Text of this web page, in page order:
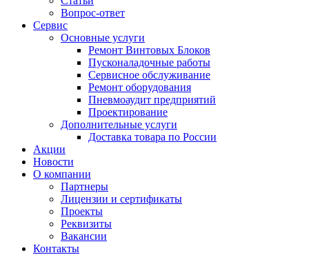
Вопрос-ответ
Сервис
Основные услуги
Ремонт Винтовых Блоков
Пусконаладочные работы
Сервисное обслуживание
Ремонт оборудования
Пневмоаудит предприятий
Проектирование
Дополнительные услуги
Доставка товара по России
Акции
Новости
О компании
Партнеры
Лицензии и сертификаты
Проекты
Реквизиты
Вакансии
Контакты